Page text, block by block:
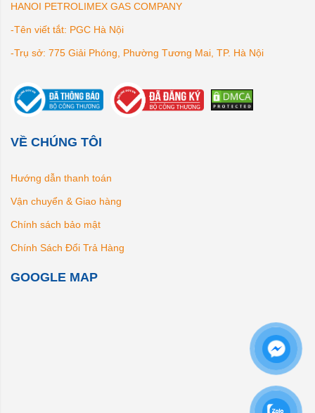
HANOI PETROLIMEX GAS COMPANY
-Tên viết tắt: PGC Hà Nội
-Trụ sở: 775 Giải Phóng, Phường Tương Mai, TP. Hà Nội
VỀ CHÚNG TÔI
Hướng dẫn thanh toán
Vận chuyển & Giao hàng
Chính sách bảo mật
Chính Sách Đổi Trả Hàng
GOOGLE MAP